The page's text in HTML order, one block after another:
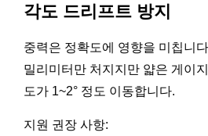
각도 드리프트 방지
중력은 정확도에 영향을 미칩니
밀리미터만 처지지만 얇은 게이
도가 1~2° 정도 이동합니다.
지원 권장 사항: